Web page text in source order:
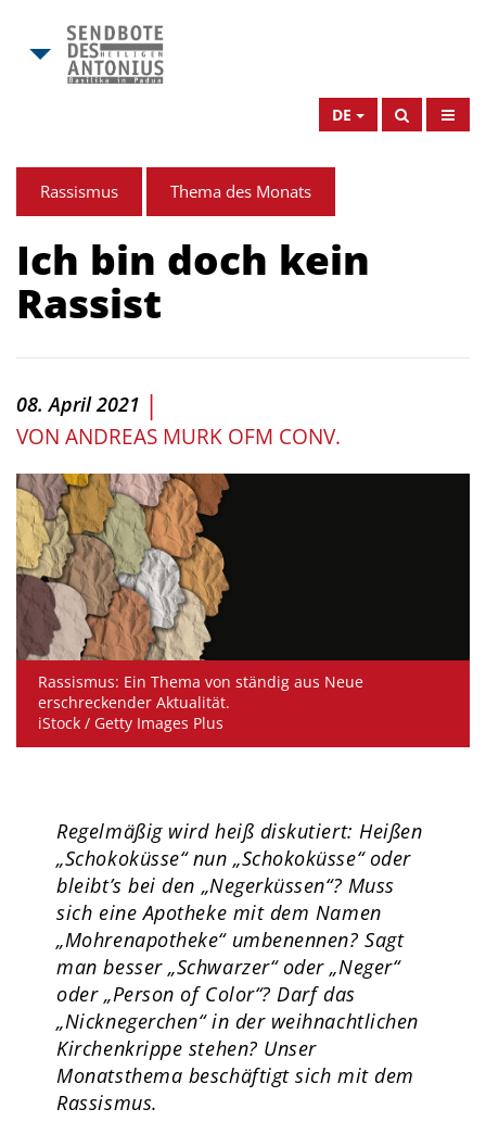
DE
Rassismus Thema des Monats
Ich bin doch kein
Rassist
08. April 2021 |
VON ANDREAS MURK OFM CONV.
Rassismus: Ein Thema von ständig aus Neue
erschreckender Aktualität.
iStock / Getty Images Plus
Regelmäßig wird heiß diskutiert: Heißen
„Schokoküsse“ nun „Schokoküsse“ oder
bleibt’s bei den „Negerküssen“? Muss
sich eine Apotheke mit dem Namen
„Mohrenapotheke“ umbenennen? Sagt
man besser „Schwarzer“ oder „Neger“
oder „Person of Color“? Darf das
„Nicknegerchen“ in der weihnachtlichen
Kirchenkrippe stehen? Unser
Monatsthema beschäftigt sich mit dem
Rassismus.